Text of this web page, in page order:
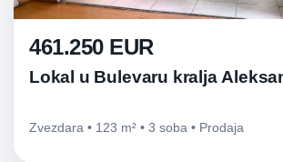
461.250 EUR
Lokal u Bulevaru kralja
Zvezdara • 123 m² • 3 soba • Prodaja